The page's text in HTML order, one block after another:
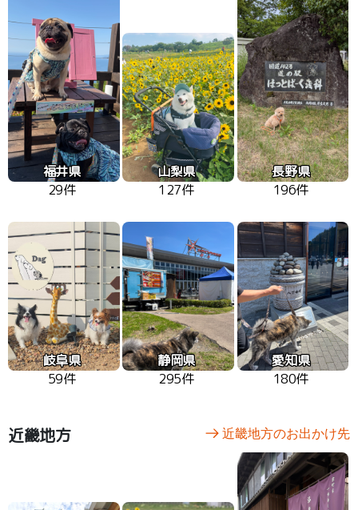
福井県
29件
山梨県
127件
長野県
196件
岐阜県
59件
静岡県
295件
愛知県
180件
近畿地方 近畿地方のお出かけ先